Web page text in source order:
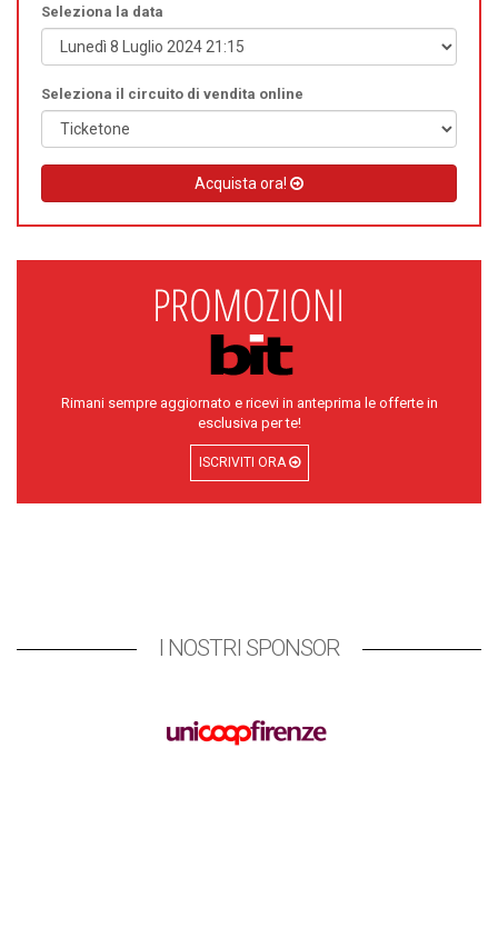
Seleziona la data
Seleziona il circuito di vendita online
Acquista ora!
Rimani sempre aggiornato e ricevi in anteprima le offerte in
esclusiva per te!
ISCRIVITI ORA
I NOSTRI SPONSOR